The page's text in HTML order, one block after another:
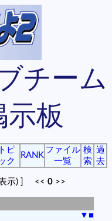
チーム
板
トピ
ク
RANK
ファイル
一覧
検
索
過
去
表示) ] << 0 >>
▼ ■